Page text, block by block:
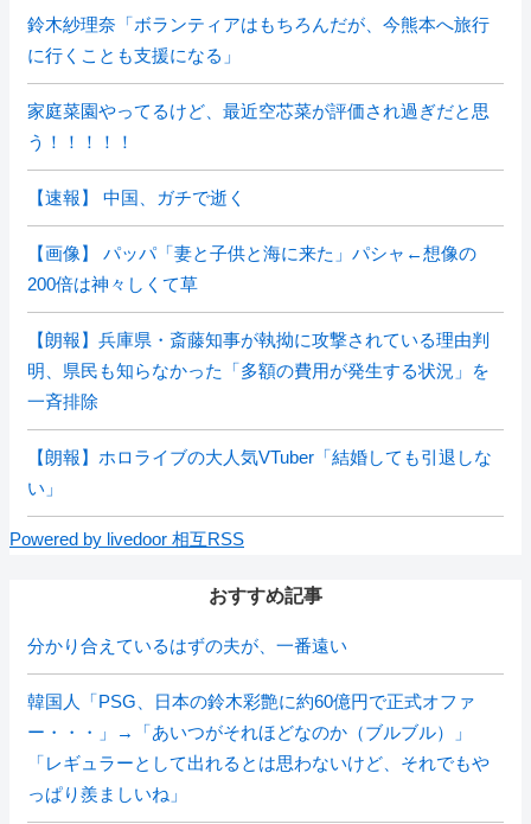
鈴木紗理奈「ボランティアはもちろんだが、今熊本へ旅行
に行くことも支援になる」
家庭菜園やってるけど、最近空芯菜が評価され過ぎだと思
う！！！！！
【速報】 中国、ガチで逝く
【画像】 パッパ「妻と子供と海に来た」パシャ←想像の
200倍は神々しくて草
【朗報】兵庫県・斎藤知事が執拗に攻撃されている理由判
明、県民も知らなかった「多額の費用が発生する状況」を
一斉排除
【朗報】ホロライブの大人気VTuber「結婚しても引退しな
い」
Powered by livedoor 相互RSS
おすすめ記事
分かり合えているはずの夫が、一番遠い
韓国人「PSG、日本の鈴木彩艶に約60億円で正式オファ
ー・・・」→「あいつがそれほどなのか（ブルブル）」
「レギュラーとして出れるとは思わないけど、それでもや
っぱり羨ましいね」